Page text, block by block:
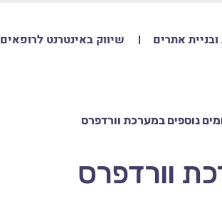
ובניית אתרים שיווק באינטרנט לרופאים